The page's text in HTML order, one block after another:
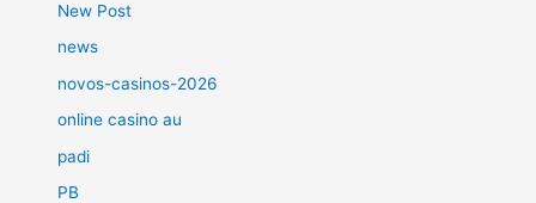
New Post
news
novos-casinos-2026
online casino au
padi
PB